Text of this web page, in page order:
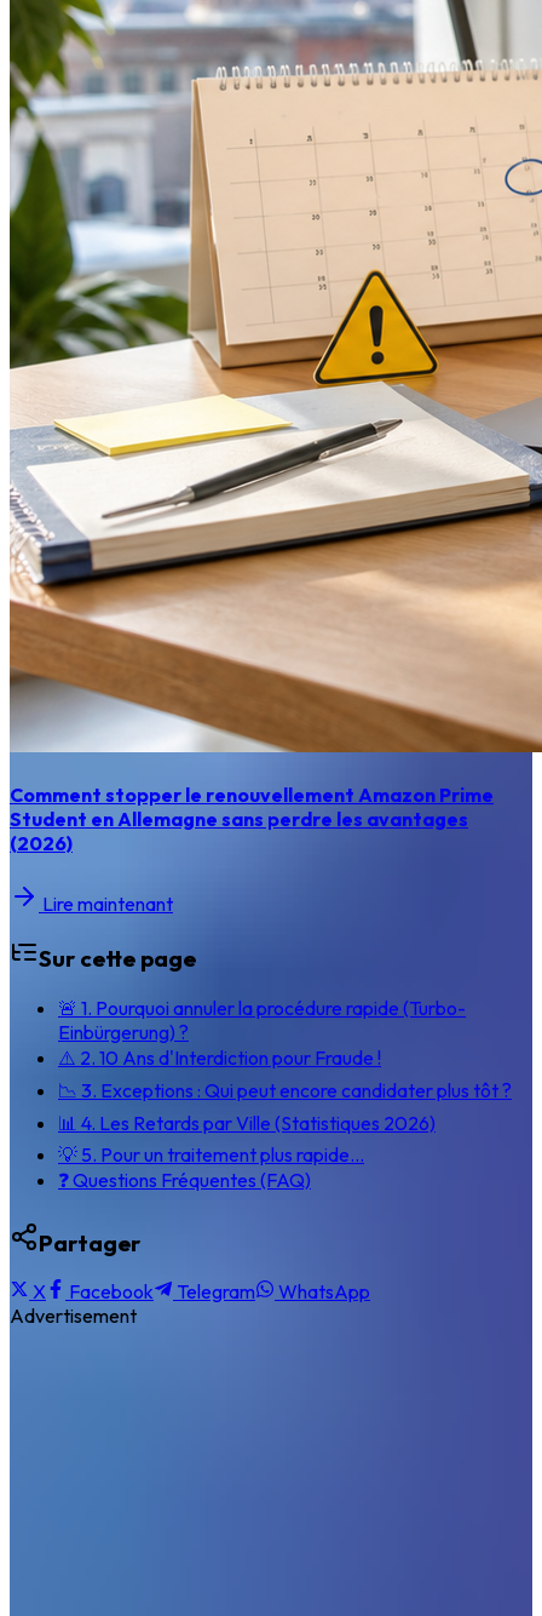
Comment stopper le renouvellement Amazon Prime
Student en Allemagne sans perdre les avantages
(2026)
Lire maintenant
Sur cette page
🚨 1. Pourquoi annuler la procédure rapide (Turbo-
Einbürgerung) ?
⚠️ 2. 10 Ans d'Interdiction pour Fraude !
📉 3. Exceptions : Qui peut encore candidater plus tôt ?
📊 4. Les Retards par Ville (Statistiques 2026)
💡 5. Pour un traitement plus rapide...
❓ Questions Fréquentes (FAQ)
Partager
X Facebook Telegram
WhatsApp
Advertisement